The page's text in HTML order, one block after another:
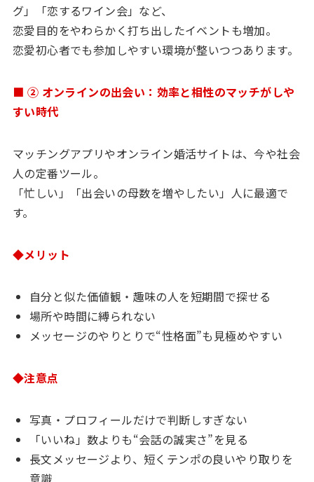
グ」「恋するワイン会」など、
恋愛目的をやわらかく打ち出したイベントも増加。
恋愛初心者でも参加しやすい環境が整いつつあります。
■ ② オンラインの出会い：効率と相性のマッチがしや
すい時代
マッチングアプリやオンライン婚活サイトは、今や社会
人の定番ツール。
「忙しい」「出会いの母数を増やしたい」人に最適で
す。
◆メリット
自分と似た価値観・趣味の人を短期間で探せる
場所や時間に縛られない
メッセージのやりとりで“性格面”も見極めやすい
◆注意点
写真・プロフィールだけで判断しすぎない
「いいね」数よりも“会話の誠実さ”を見る
長文メッセージより、短くテンポの良いやり取りを
意識